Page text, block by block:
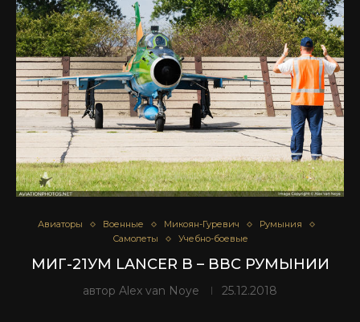
Авиаторы Военные Микоян-Гуревич
Румыния
Самолеты
Учебно-боевые
МИГ-21УМ LANCER B – ВВС РУМЫНИИ
автор Alex van Noye 25.12.2018